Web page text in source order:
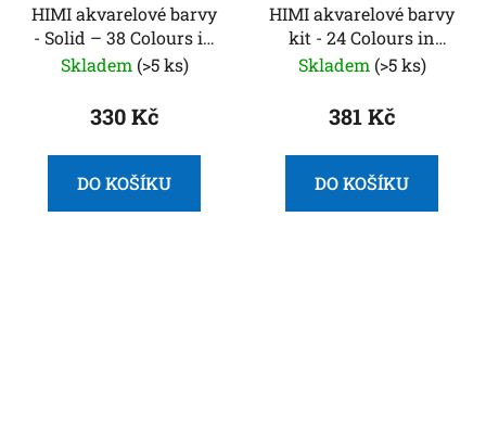
HIMI akvarelové barvy
- Solid – 38 Colours in
Pans (Blue Edition)
Skladem (>5 ks)
330 Kč
DO KOŠÍKU
HIMI akvarelové barvy
kit - 24 Colours in
Pans
Skladem (>5 ks)
381 Kč
DO KOŠÍKU